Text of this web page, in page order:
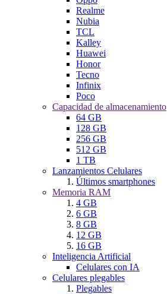
Realme
Nubia
TCL
Kalley
Huawei
Honor
Tecno
Infinix
Poco
Capacidad de almacenamiento
64 GB
128 GB
256 GB
512 GB
1 TB
Lanzamientos Celulares
Últimos smartphones
Memoria RAM
4 GB
6 GB
8 GB
12 GB
16 GB
Inteligencia Artificial
Celulares con IA
Celulares plegables
Plegables